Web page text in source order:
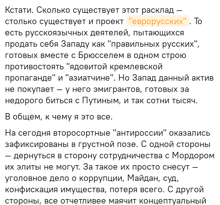
Кстати. Сколько существует этот расклад —
столько существует и проект "еврорусских" . То
есть русскоязычных деятелей, пытающихся
продать себя Западу как "правильных русских",
готовых вместе с Брюсселем в одном строю
противостоять "ядовитой кремлевской
пропаганде" и "азиатчине". Но Запад данный актив
не покупает — у него эмигрантов, готовых за
недорого биться с Путиным, и так сотни тысяч.
В общем, к чему я это все.
На сегодня второсортные "антироссии" оказались
зафиксированы в грустной позе. С одной стороны
— дернуться в сторону сотрудничества с Мордором
их элиты не могут. За такое их просто снесут —
уголовное дело о коррупции, Майдан, суд,
конфискация имущества, потеря всего. С другой
стороны, все отчетливее маячит концептуальный